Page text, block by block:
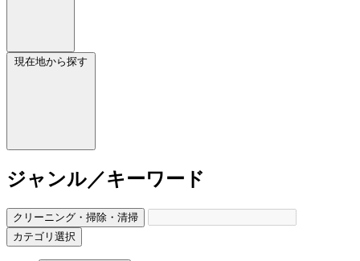
現在地から探す
ジャンル／キーワード
クリーニング・掃除・清掃
カテゴリ選択